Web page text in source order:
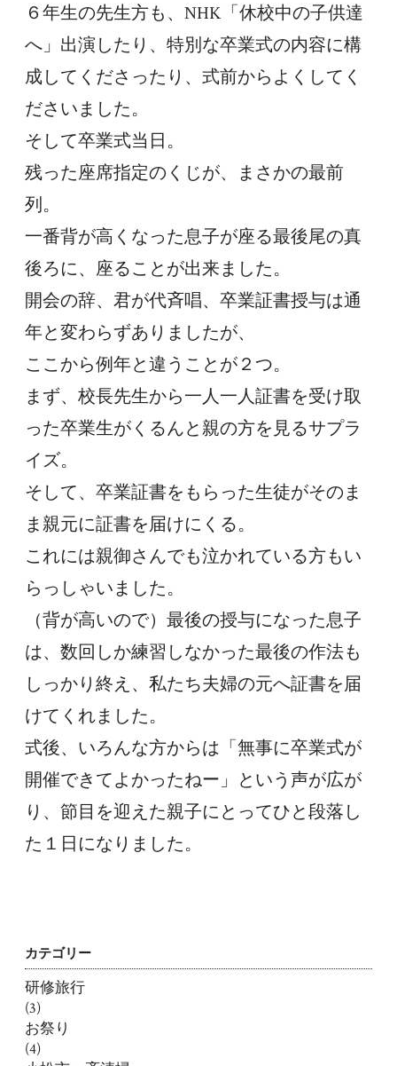
６年生の先生方も、NHK「休校中の子供達
へ」出演したり、特別な卒業式の内容に構
成してくださったり、式前からよくしてく
ださいました。
そして卒業式当日。
残った座席指定のくじが、まさかの最前
列。
一番背が高くなった息子が座る最後尾の真
後ろに、座ることが出来ました。
開会の辞、君が代斉唱、卒業証書授与は通
年と変わらずありましたが、
ここから例年と違うことが２つ。
まず、校長先生から一人一人証書を受け取
った卒業生がくるんと親の方を見るサプラ
イズ。
そして、卒業証書をもらった生徒がそのま
ま親元に証書を届けにくる。
これには親御さんでも泣かれている方もい
らっしゃいました。
（背が高いので）最後の授与になった息子
は、数回しか練習しなかった最後の作法も
しっかり終え、私たち夫婦の元へ証書を届
けてくれました。
式後、いろんな方からは「無事に卒業式が
開催できてよかったねー」という声が広が
り、節目を迎えた親子にとってひと段落し
た１日になりました。
カテゴリー
研修旅行
(3)
お祭り
(4)